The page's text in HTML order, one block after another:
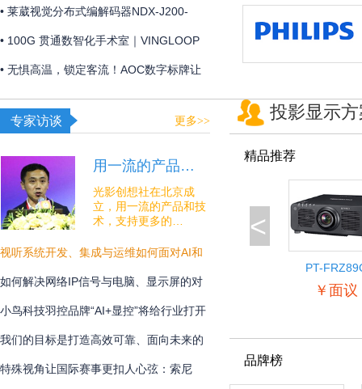
支持4K@60Hz 4:4:4分辨率及18Gbps视
频带宽
• 莱葳视觉分布式编解码器NDX-J200-
ENC助您实现画质同步
• 100G 贯通数智化手术室｜VINGLOOP
构建 OR over IP 网络底座
• 无惧高温，锁定客流！AOC数字标牌让
夏日线下经济突破“屏”障！
专家访谈 更多>>
用一流的产品…
光影创想社在北京成
立，用一流的产品和技
术，支持更多的…
视听系统开发、集成与运维如何面对AI和
安全的挑战？
如何解决网络IP信号与电脑、显示屏的对
接难题？
小鸟科技羽控品牌“AI+显控”将给行业打开
怎样的新未来？
我们的目标是打造高效可靠、面向未来的
专业通讯解决方案
特殊视角让国际赛事更扣人心弦：索尼
投影显示
精品推荐
<
PT-
￥面议
品牌榜